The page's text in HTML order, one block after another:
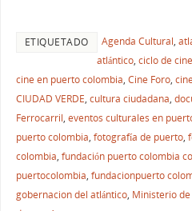
ETIQUETADO Agenda Cultural,
atlántico, ciclo de cine
cine en puerto colombia, Cine Foro,
CIUDAD VERDE, cultura ciudadana,
Ferrocarril, eventos culturales en
puerto colombia, fotografía de puerto,
colombia, fundación puerto colombia
puertocolombia, fundacionpuerto
gobernacion del atlántico, Ministerio